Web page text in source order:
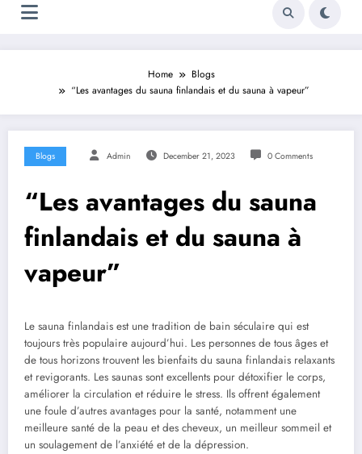
Home
Blogs
“Les avantages du sauna finlandais et du sauna à vapeur”
Blogs Admin December 21, 2023 0 Comments
“Les avantages du sauna
finlandais et du sauna à
vapeur”
Le sauna finlandais est une tradition de bain séculaire qui est
toujours très populaire aujourd’hui. Les personnes de tous âges et
de tous horizons trouvent les bienfaits du sauna finlandais relaxants
et revigorants. Les saunas sont excellents pour détoxifier le corps,
améliorer la circulation et réduire le stress. Ils offrent également
une foule d’autres avantages pour la santé, notamment une
meilleure santé de la peau et des cheveux, un meilleur sommeil et
un soulagement de l’anxiété et de la dépression.